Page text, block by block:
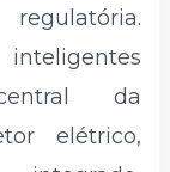
da
elétrico,